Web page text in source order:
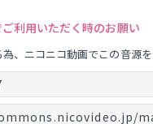
利用いただく時のお願い
、ニコニコ動画でこの音源